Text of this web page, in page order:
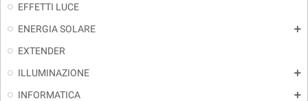
EFFETTI LUCE
ENERGIA SOLARE
add
EXTENDER
ILLUMINAZIONE
add
INFORMATICA add